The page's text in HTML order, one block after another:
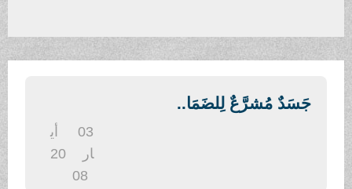
ح
ث
جَسَدٌ مُشرَّعٌ لِلضَمَا..
20